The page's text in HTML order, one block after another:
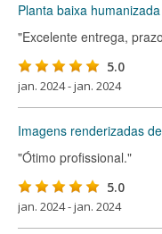
Planta baixa
"Excelente entrega,
5.0
jan. 2024 - jan. 2024
Imagens renderizadas
"Ótimo profissional."
5.0
jan. 2024 - jan. 2024